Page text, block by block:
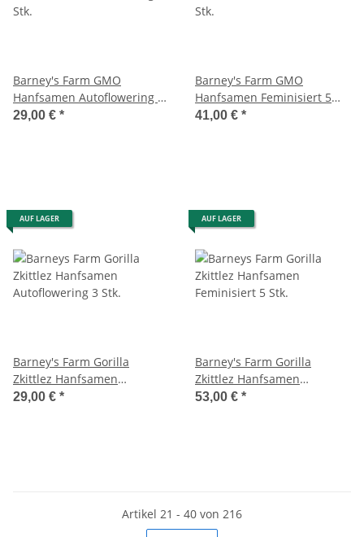
Barney's Farm GMO
Hanfsamen Autoflowering 3
Stk.
29,00 € *
Barney's Farm GMO
Hanfsamen Feminisiert 5
Stk.
41,00 € *
AUF LAGER
Barney's Farm Gorilla
Zkittlez Hanfsamen
Autoflowering 3 Stk.
29,00 € *
AUF LAGER
Barney's Farm Gorilla
Zkittlez Hanfsamen
Feminisiert 5 Stk.
53,00 € *
Artikel 21 - 40 von 216